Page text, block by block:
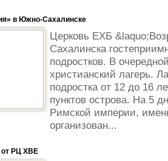
в Южно-Сахалинске
Церковь ЕХБ
Сахалинска
подростков. В
христианский лагерь.
подростка от 12 до 16
пунктов острова. На 5
Римской империи,
организован...
от РЦ ХВЕ